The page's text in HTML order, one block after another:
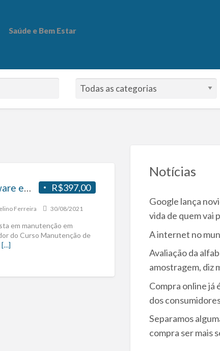
Saúde e Bem Estar
R$397,00
Curso Manutenção de Software em Celulares
Ferreira 30/08/2021
em manutenção em
do Curso Manutenção de
[…]
Notícias
Google lança
vida de quem vai
A internet no
Avaliação da
amostragem, diz
Compra online já
dos
Separamos
compra ser mais